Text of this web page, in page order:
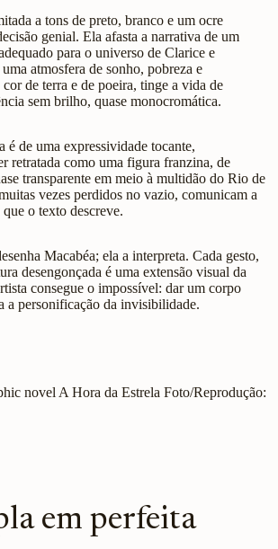
a tons de preto, branco e um ocre
genial. Ela afasta a narrativa de um
para o universo de Clarice e
atmosfera de sonho, pobreza e
de terra e de poeira, tinge a vida de
sem brilho, quase monocromática.
é de uma expressividade tocante,
retratada como uma figura franzina, de
transparente em meio à multidão do Rio de
vezes perdidos no vazio, comunicam a
o texto descreve.
Macabéa; ela a interpreta. Cada gesto,
desengonçada é uma extensão visual da
consegue o impossível: dar um corpo
a personificação da invisibilidade.
Foto/Reprodução:
em perfeita